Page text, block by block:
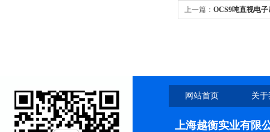
上一篇： OCS9吨直视电
网站首页 关
上海越衡实业有限